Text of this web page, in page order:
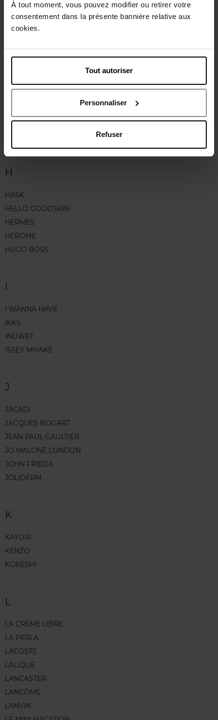
À tout moment, vous pouvez modifier ou retirer votre
consentement dans la présente bannière relative aux
cookies.
Tout autoriser
Personnaliser
Refuser
G
GIVENCHY
GUERLAIN
H
HASK
HELLO GOODSKIN
HERMES
HEROME
HUGO BOSS
I
I WANNA HAVE
IKKS
INUWET
ISSEY MIYAKE
J
JACADI
JACQUES BOGART
JEAN PAUL GAULTIER
JO MALONE LONDON
JOHN FRIEDA
JOLIDERM
K
KAYORI
KENZO
KOKESHI
L
LA CREME LIBRE
LA PERLA
LACOSTE
LALIQUE
LANCASTER
LANCÔME
LANVIN